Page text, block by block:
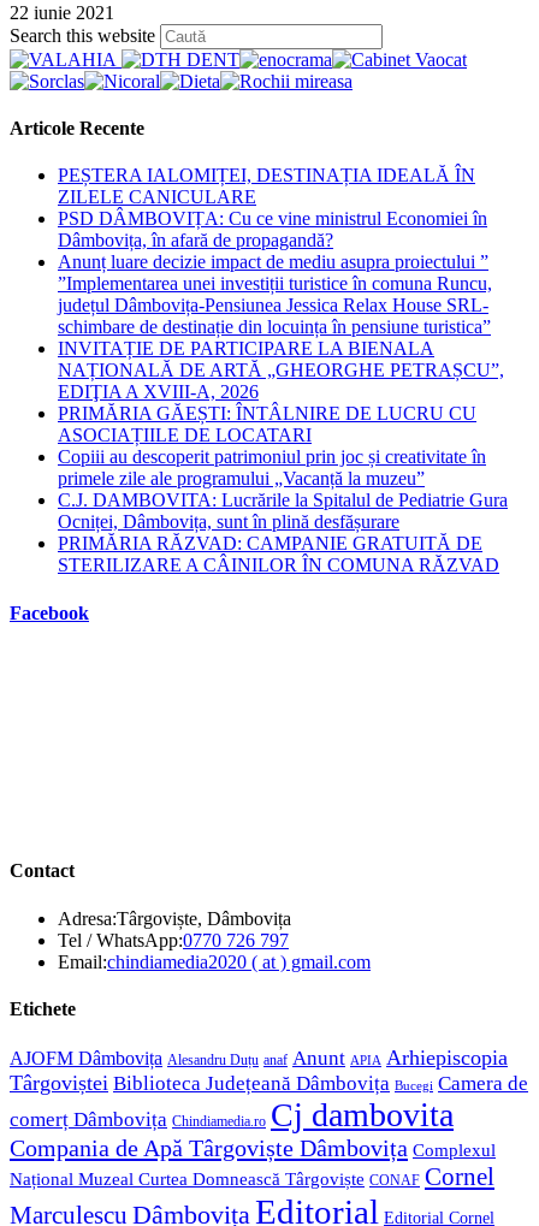
22 iunie 2021
Search this website
Escape
Articole Recente
PEȘTERA IALOMIȚEI, DESTINAȚIA IDEALĂ ÎN
ZILELE CANICULARE
PSD DÂMBOVIȚA: Cu ce vine ministrul Economiei în
Dâmbovița, în afară de propagandă?
Anunț luare decizie impact de mediu asupra proiectului ”
”Implementarea unei investiții turistice în comuna Runcu,
județul Dâmbovița-Pensiunea Jessica Relax House SRL-
schimbare de destinație din locuința în pensiune turistica”
INVITAȚIE DE PARTICIPARE LA BIENALA
NAȚIONALĂ DE ARTĂ „GHEORGHE PETRAȘCU”,
EDIŢIA A XVIII-A, 2026
PRIMĂRIA GĂEȘTI: ÎNTÂLNIRE DE LUCRU CU
ASOCIAȚIILE DE LOCATARI
Copiii au descoperit patrimoniul prin joc și creativitate în
primele zile ale programului „Vacanță la muzeu”
C.J. DAMBOVITA: Lucrările la Spitalul de Pediatrie Gura
Ocniței, Dâmbovița, sunt în plină desfășurare
PRIMĂRIA RĂZVAD: CAMPANIE GRATUITĂ DE
STERILIZARE A CÂINILOR ÎN COMUNA RĂZVAD
Facebook
Contact
Adresa:Târgoviște, Dâmbovița
Tel / WhatsApp:0770 726 797Opens
in
Email:chindiamedia2020 ( at ) gmail.comOpens
Etichete
AJOFM Dâmbovița Alesandru Duțu anaf Anunt APIA Arhiepiscopia
Târgoviștei Biblioteca Județeană Dâmbovița Bucegi Camera de
comerț Dâmbovița Chindiamedia.ro Cj dambovita
Compania de Apă Târgoviște Dâmbovița Complexul
Național Muzeal Curtea Domnească Târgoviște CONAF Cornel
Marculescu DâmbovițaEditorial Editorial Cornel